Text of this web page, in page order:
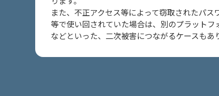
また、不正アクセス等によって窃取されたパ
等で使い回されていた場合は、別のプラット
などといった、二次被害につながるケースもあ